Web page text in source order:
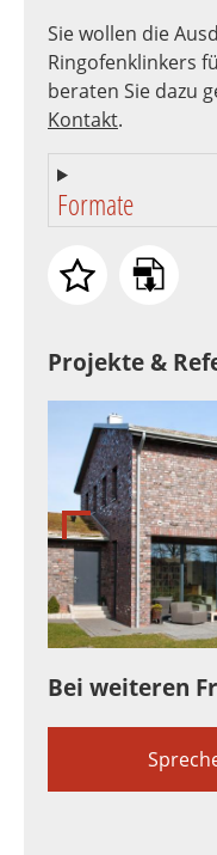
Sie wollen die
Ringofenklinkers
beraten Sie dazu
Kontakt.
Formate
Projekte &
Bei weiteren